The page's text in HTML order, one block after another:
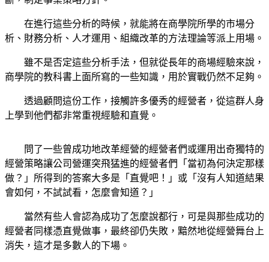
在進行這些分析的時候，就能將在商學院所學的市場分
析、財務分析、人才運用、組織改革的方法理論等派上用場。
雖不是否定這些分析手法，但就從長年的商場經驗來說，
商學院的教科書上面所寫的一些知識，用於實戰仍然不足夠。
透過顧問這份工作，接觸許多優秀的經營者，從這群人身
上學到他們都非常重視經驗和直覺。
問了一些曾成功地改革經營的經營者們或運用出奇獨特的
經營策略讓公司營運突飛猛進的經營者們「當初為何決定那樣
做？」所得到的答案大多是「直覺吧！」或「沒有人知道結果
會如何，不試試看，怎麼會知道？」
當然有些人會認為成功了怎麼說都行，可是與那些成功的
經營者同樣憑直覺做事，最終卻仍失敗，黯然地從經營舞台上
消失，這才是多數人的下場。